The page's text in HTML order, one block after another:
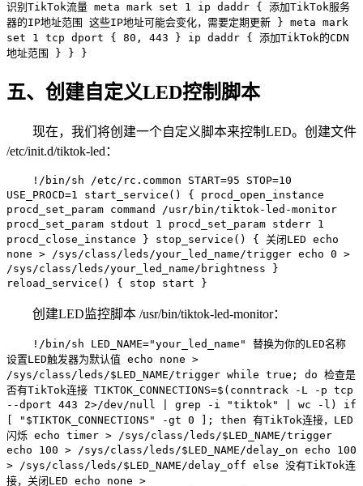
识别TikTok流量 meta mark set 1 ip daddr { 添加TikTok服务
器的IP地址范围 这些IP地址可能会变化，需要定期更新 } meta mark
set 1 tcp dport { 80, 443 } ip daddr { 添加TikTok的CDN
地址范围 } } }
五、创建自定义LED控制脚本
现在，我们将创建一个自定义脚本来控制LED。创建文件
/etc/init.d/tiktok-led：
!/bin/sh /etc/rc.common START=95 STOP=10
USE_PROCD=1 start_service() { procd_open_instance
procd_set_param command /usr/bin/tiktok-led-monitor
procd_set_param stdout 1 procd_set_param stderr 1
procd_close_instance } stop_service() { 关闭LED echo
none > /sys/class/leds/your_led_name/trigger echo 0 >
/sys/class/leds/your_led_name/brightness }
reload_service() { stop start }
创建LED监控脚本 /usr/bin/tiktok-led-monitor：
!/bin/sh LED_NAME="your_led_name" 替换为你的LED名称
设置LED触发器为默认值 echo none >
/sys/class/leds/$LED_NAME/trigger while true; do 检查是
否有TikTok连接 TIKTOK_CONNECTIONS=$(conntrack -L -p tcp
--dport 443 2>/dev/null | grep -i "tiktok" | wc -l) if
[ "$TIKTOK_CONNECTIONS" -gt 0 ]; then 有TikTok连接，LED
闪烁 echo timer > /sys/class/leds/$LED_NAME/trigger
echo 100 > /sys/class/leds/$LED_NAME/delay_on echo 100
> /sys/class/leds/$LED_NAME/delay_off else 没有TikTok连
接，关闭LED echo none >